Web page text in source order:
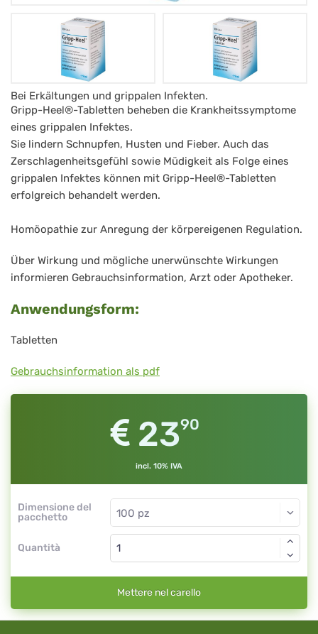
Gripp-
Heel®
Bei Erkältungen und grippalen Infekten.
Gripp-Heel®-Tabletten beheben die Krankheitssymptome
eines grippalen Infektes.
Sie lindern Schnupfen, Husten und Fieber. Auch das
Zerschlagenheitsgefühl sowie Müdigkeit als Folge eines
grippalen Infektes können mit Gripp-Heel®-Tabletten
erfolgreich behandelt werden.
Homöopathie zur Anregung der körpereigenen Regulation.
Über Wirkung und mögliche unerwünschte Wirkungen
informieren Gebrauchsinformation, Arzt oder Apotheker.
Anwendungsform:
Tabletten
Gebrauchsinformation als pdf
2390
incl. 10% IVA
Dimensione del
pacchetto
Quantità
Mettere nel carello